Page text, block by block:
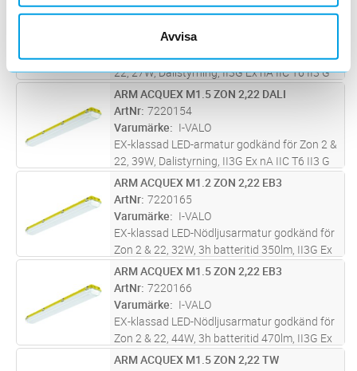
Avvisa
-20°C +50°C, inkl. takfäste och förskruvning
ST Lägg i kundvagn
ARM ACQUEX M1.2 ZON 2,22 DALI
Varumärke I-VALO
EX-klassad LED-armatur godkänd för Zon 2 &
22, 27W, Dalistyrning, II3G Ex nA IIC T6 II3 G
Ex nA IIC T6Gc, D Ex t II 3 D 4000 lm 4000 K
-20°C +50°C, inkl. takfäste och förskruvning
ST Lägg i kundvagn
ARM ACQUEX M1.5 ZON 2,22 DALI
ArtNr 7220154
Varumärke
I-VALO
EX-klassad LED-armatur godkänd för Zon 2 &
22, 39W, Dalistyrning, II3G Ex nA IIC T6 II3 G
Ex nA IIC T6Gc, D Ex t II 3 D 6000 lm 4000 K
-20°C +50°C, inkl. takfäste och förskruvning
ST Lägg i kundvagn
ARM ACQUEX M1.2 ZON 2,22 EB3
ArtNr 7220165
Varumärke
I-VALO
EX-klassad LED-Nödljusarmatur godkänd för
Zon 2 & 22, 32W, 3h batteritid 350lm, II3G Ex
nA IIC T6 II3 G Ex nA IIC T6Gc, D Ex t II 3 D
4000 lm 4000 K -0°C +40°C, inkl. takfäste och
förskruvning
ST Lägg i kundvagn
ARM ACQUEX M1.5 ZON 2,22 EB3
ArtNr 7220166
Varumärke
I-VALO
EX-klassad LED-Nödljusarmatur godkänd för
Zon 2 & 22, 44W, 3h batteritid 470lm, II3G Ex
nA IIC T6 II3 G Ex nA IIC T6Gc, D Ex t II 3 D
ST Lägg i kundvagn
ARM ACQUEX M1.5 ZON 2,22 TW